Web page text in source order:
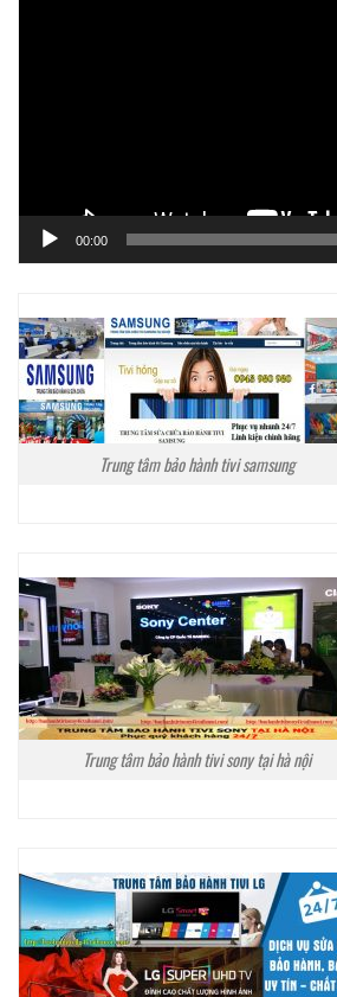
00:00
Trung tâm bảo hành tivi samsung
Trung tâm bảo hành tivi sony tại hà nội